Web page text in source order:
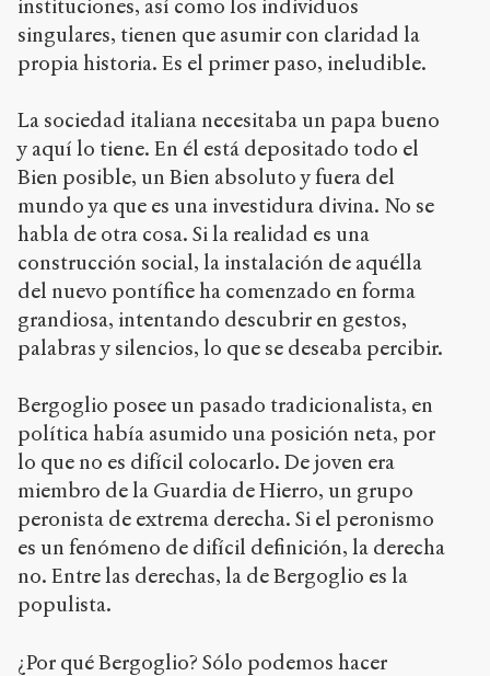
instituciones, así como los individuos
singulares, tienen que asumir con claridad la
propia historia. Es el primer paso, ineludible.
La sociedad italiana necesitaba un papa bueno
y aquí lo tiene. En él está depositado todo el
Bien posible, un Bien absoluto y fuera del
mundo ya que es una investidura divina. No se
habla de otra cosa. Si la realidad es una
construcción social, la instalación de aquélla
del nuevo pontífice ha comenzado en forma
grandiosa, intentando descubrir en gestos,
palabras y silencios, lo que se deseaba percibir.
Bergoglio posee un pasado tradicionalista, en
política había asumido una posición neta, por
lo que no es difícil colocarlo. De joven era
miembro de la Guardia de Hierro, un grupo
peronista de extrema derecha. Si el peronismo
es un fenómeno de difícil definición, la derecha
no. Entre las derechas, la de Bergoglio es la
populista.
¿Por qué Bergoglio? Sólo podemos hacer